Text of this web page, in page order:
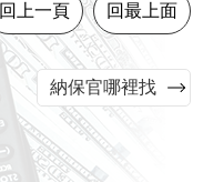
回上一頁 回最上面
納保官哪裡找